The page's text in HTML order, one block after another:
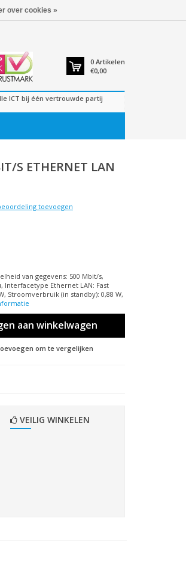
0 Artikelen
€0,00
ICT bij één vertrouwde partij
S ETHERNET LAN
toevoegen
van gegevens: 500 Mbit/s,
Interfacetype Ethernet LAN: Fast
Stroomverbruik (in standby): 0,88 W,
aan winkelwagen
om te vergelijken
VEILIG WINKELEN
over cookies »